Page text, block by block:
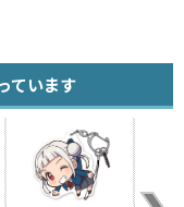
ています